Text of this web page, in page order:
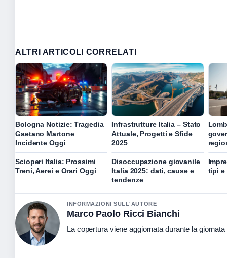
ALTRI ARTICOLI CORRELATI
Bologna Notizie: Tragedia
Gaetano Martone
Incidente Oggi
Infrastrutture Italia – Stato
Attuale, Progetti e Sfide
2025
Scioperi Italia: Prossimi
Treni, Aerei e Orari Oggi
Disoccupazione giovanile
Italia 2025: dati, cause e
tendenze
tipi e
INFORMAZIONI SULL'AUTORE
Marco Paolo Ricci Bianchi
La copertura viene aggiornata durante la